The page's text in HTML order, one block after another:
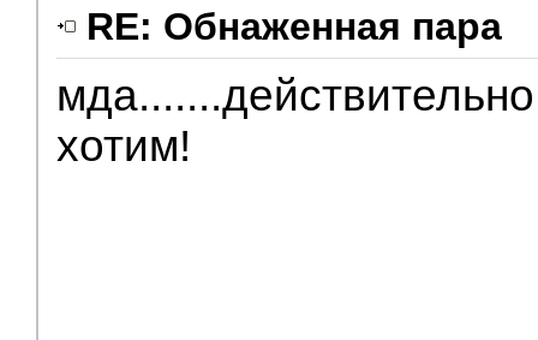
RE: Обнаженная пара
хотим!